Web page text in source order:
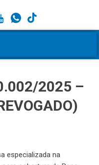
2025 –
especializada na